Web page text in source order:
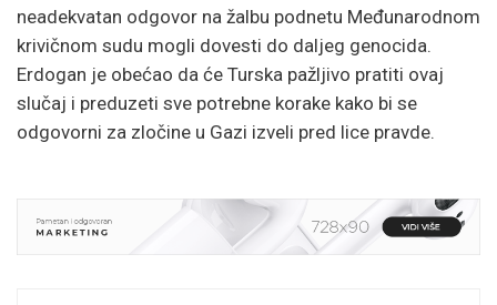
neadekvatan odgovor na žalbu podnetu Međunarodnom
krivičnom sudu mogli dovesti do daljeg genocida.
Erdogan je obećao da će Turska pažljivo pratiti ovaj
slučaj i preduzeti sve potrebne korake kako bi se
odgovorni za zločine u Gazi izveli pred lice pravde.